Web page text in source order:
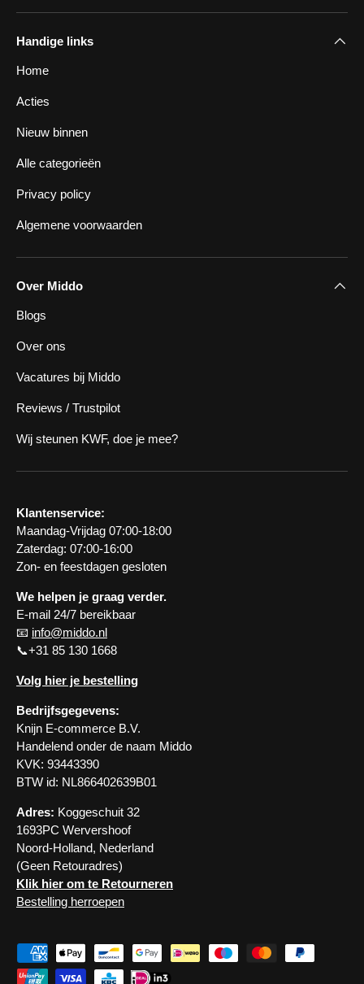
Handige links
Home
Acties
Nieuw binnen
Alle categorieën
Privacy policy
Algemene voorwaarden
Over Middo
Blogs
Over ons
Vacatures bij Middo
Reviews / Trustpilot
Wij steunen KWF, doe je mee?
Klantenservice:
Maandag-Vrijdag 07:00-18:00
Zaterdag: 07:00-16:00
Zon- en feestdagen gesloten
We helpen je graag verder.
E-mail 24/7 bereikbaar
📧 info@middo.nl
📞+31 85 130 1668
Volg hier je bestelling
Bedrijfsgegevens:
Knijn E-commerce B.V.
Handelend onder de naam Middo
KVK: 93443390
BTW id: NL866402639B01
Adres: Koggeschuit 32
1693PC Wervershoof
Noord-Holland, Nederland
(Geen Retouradres)
Klik hier om te Retourneren
Bestelling herroepen
Geaccepteerde betaalmethoden